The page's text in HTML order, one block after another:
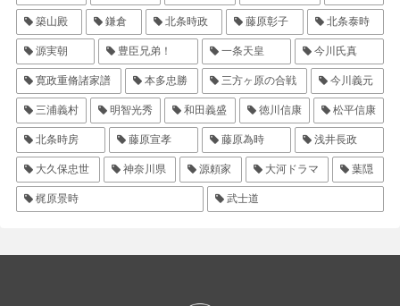
築山殿 鎌倉 北条時政 藤原彰子 北条泰時
源実朝 豊臣兄弟！ 一条天皇 今川氏真
寛政重脩諸家譜 本多忠勝 三方ヶ原の合戦 今川義元
三浦義村 明智光秀 和田義盛 徳川信康 松平信康
北条時房 藤原宣孝 藤原為時 浅井長政
大久保忠世 神奈川県 源頼家 大河ドラマ 葉隠
梶原景時 武士道